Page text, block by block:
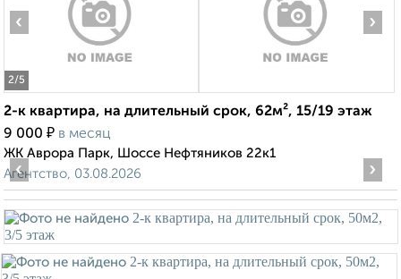
2/5
‹ ›
2-к квартира, на длительный срок, 62м², 15/19 этаж
9 000 ₽ в месяц
ЖК Аврора Парк, Шоссе Нефтяников 22к1
Агентство, 03.08.2026
‹ ›